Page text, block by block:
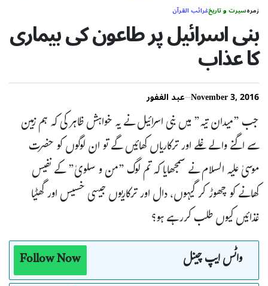
زمرہسیرت و تاریخغرائب القرآن
بنی اسرائیل پر طاعون کی بیماری
کا عذاب
November 3, 2016 عبد الغفور
جب ”میدان تیہ” میں بنی اسرائیل نے یہ خواہش ظاہر کی کہ ہم زمین
سے اگنے والے غلے اور ترکاریاں کھائیں گے تو ان لوگوں کو حضرت
موسیٰ علیہ السلام نے سمجھایا کہ تم لوگ ”من و سلویٰ” کے نفیس
کھانے کو چھوڑ کر گیہوں، دال اور ترکاریوں جیسی خسیس اور گھٹیا
غذائیں کیوں طلب کررہے ہو؟
واٹس ایپ چینل
Follow Now